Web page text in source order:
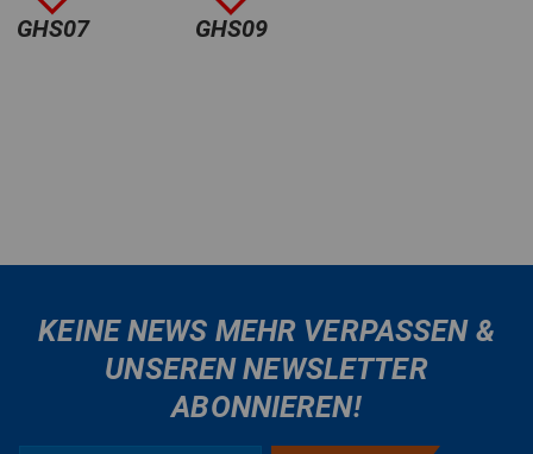
GHS07 GHS09
KEINE NEWS MEHR VERPASSEN &
UNSEREN NEWSLETTER
ABONNIEREN!